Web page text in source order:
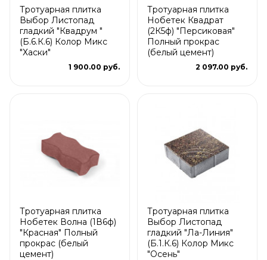
Тротуарная плитка
Выбор Листопад
гладкий "Квадрум "
(Б.6.К.6) Колор Микс
"Хаски"
1 900.00 руб.
Тротуарная плитка
Нобетек Квадрат
(2К5ф) "Персиковая"
Полный прокрас
(белый цемент)
2 097.00 руб.
Тротуарная плитка
Нобетек Волна (1В6ф)
"Красная" Полный
прокрас (белый
цемент)
Тротуарная плитка
Выбор Листопад
гладкий "Ла-Линия"
(Б.1.К.6) Колор Микс
"Осень"